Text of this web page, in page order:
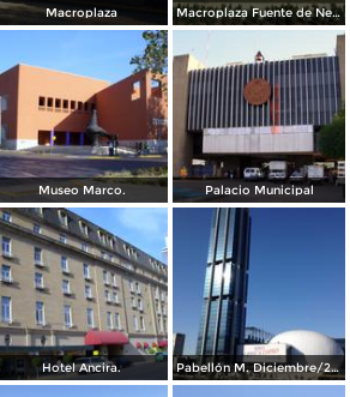
Macroplaza Macroplaza Fuente de Neptuno
Museo Marco. Palacio Municipal
Hotel Ancira. Pabellón M. Diciembre/2016